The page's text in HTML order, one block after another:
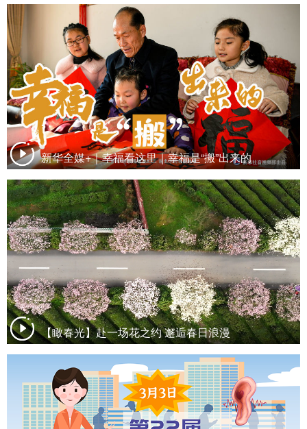
新华全媒+｜幸福看这里｜幸福是“搬”出来的
【瞰春光】赴一场花之约 邂逅春日浪漫